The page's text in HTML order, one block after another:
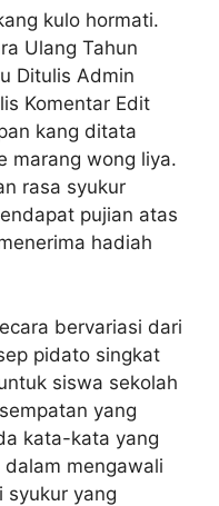
kulo hormati.
Ulang Tahun
Ditulis Admin
Komentar Edit
kang ditata
marang wong liya.
rasa syukur
pujian atas
hadiah
bervariasi dari
pidato singkat
siswa sekolah
yang
kata-kata yang
mengawali
syukur yang